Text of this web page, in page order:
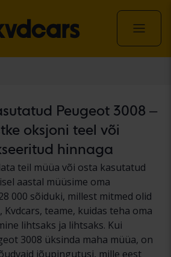
Peugeot 3008 –
oksjoni teel või
hinnaga
teil müüa või osta kasutatud
aastal müüsime oma
000 sõiduki, millest mitmed olid
Kvdcars, teame, kuidas teha oma
lihtsaks ja lihtsaks. Kui
3008 üksinda maha müüa, on
jõupingutusi, mille eest